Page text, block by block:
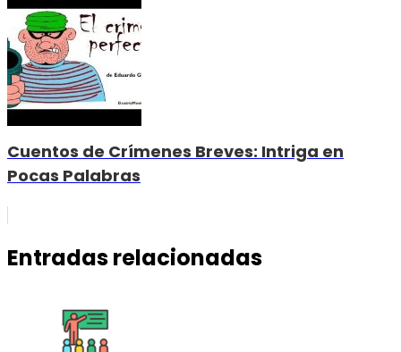
Cuentos de Crímenes Breves: Intriga en
Pocas Palabras
Entradas relacionadas